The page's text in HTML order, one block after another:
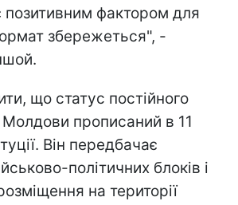
позитивним фактором для
збережеться", -
що статус постійного
Молдови прописаний в 11
Він передбачає
політичних блоків і
на території